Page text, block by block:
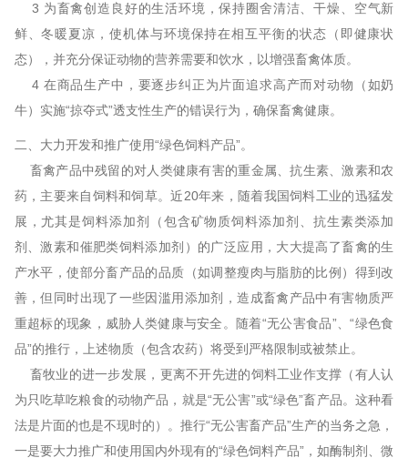
3 为畜禽创造良好的生活环境，保持圈舍清洁、干燥、空气新
鲜、冬暖夏凉，使机体与环境保持在相互平衡的状态（即健康状
态），并充分保证动物的营养需要和饮水，以增强畜禽体质。
4 在商品生产中，要逐步纠正为片面追求高产而对动物（如奶
牛）实施“掠夺式”透支性生产的错误行为，确保畜禽健康。
二、大力开发和推广使用“绿色饲料产品”。
畜禽产品中残留的对人类健康有害的重金属、抗生素、激素和农
药，主要来自饲料和饲草。近20年来，随着我国饲料工业的迅猛发
展，尤其是饲料添加剂（包含矿物质饲料添加剂、抗生素类添加
剂、激素和催肥类饲料添加剂）的广泛应用，大大提高了畜禽的生
产水平，使部分畜产品的品质（如调整瘦肉与脂肪的比例）得到改
善，但同时出现了一些因滥用添加剂，造成畜禽产品中有害物质严
重超标的现象，威胁人类健康与安全。随着“无公害食品”、“绿色食
品”的推行，上述物质（包含农药）将受到严格限制或被禁止。
畜牧业的进一步发展，更离不开先进的饲料工业作支撑（有人认
为只吃草吃粮食的动物产品，就是“无公害”或“绿色”畜产品。这种看
法是片面的也是不现时的）。推行“无公害畜产品”生产的当务之急，
一是要大力推广和使用国内外现有的“绿色饲料产品”，如酶制剂、微